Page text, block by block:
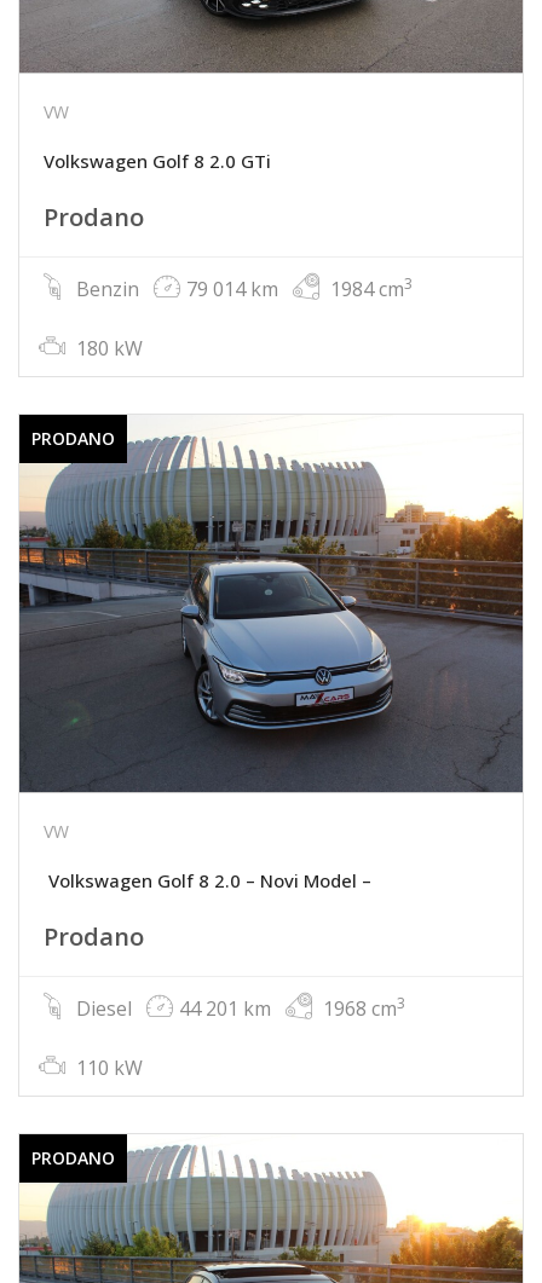
VW
Volkswagen Golf 8 2.0 GTi
Prodano
Benzin 79 014 km 1984 cm3
180 kW
PRODANO
VW
Volkswagen Golf 8 2.0 – Novi Model –
Prodano
Diesel 44 201 km 1968 cm3
110 kW
PRODANO